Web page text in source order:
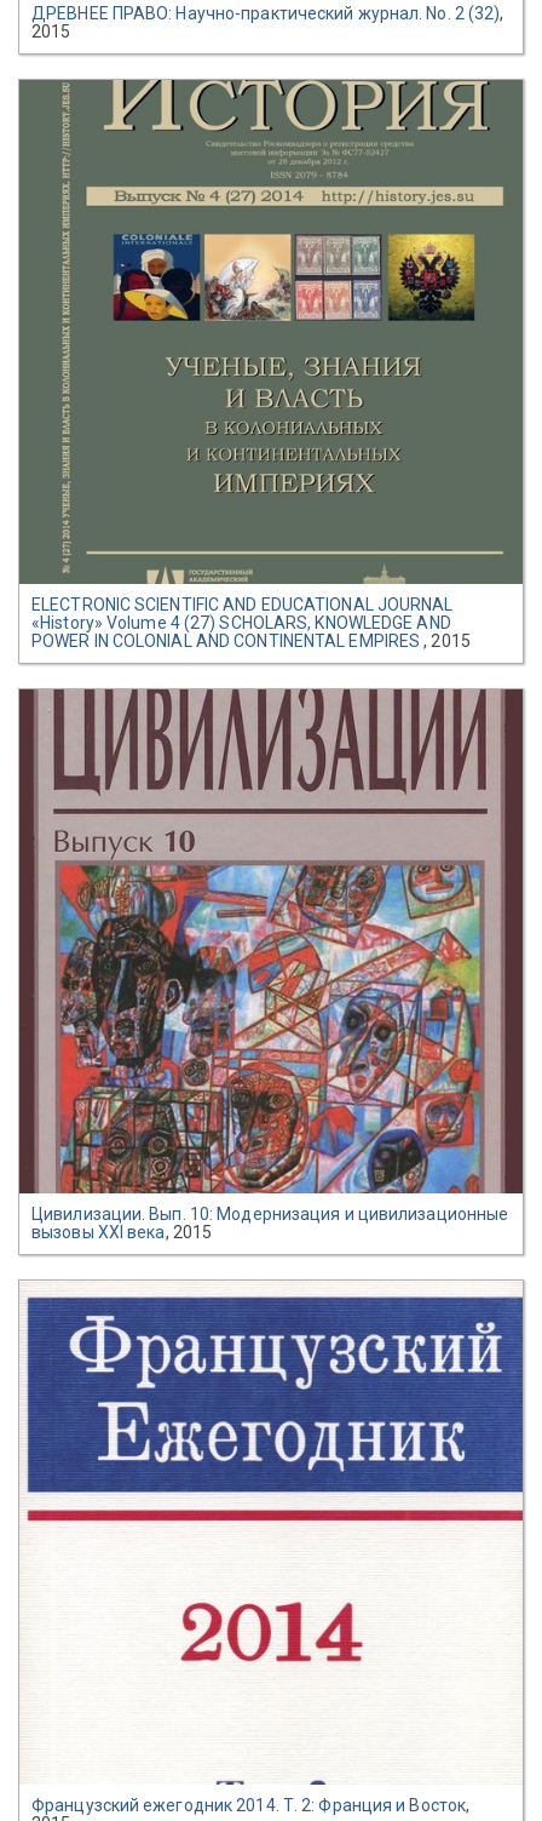
ДРЕВНЕЕ ПРАВО: Научно-практический журнал. No. 2 (32),
2015
ELECTRONIC SCIENTIFIC AND EDUCATIONAL JOURNAL
«History» Volume 4 (27) SCHOLARS, KNOWLEDGE AND
POWER IN COLONIAL AND CONTINENTAL EMPIRES, 2015
Цивилизации. Вып. 10: Модернизация и цивилизационные
вызовы XXI века, 2015
Французский ежегодник 2014. Т. 2: Франция и Восток,